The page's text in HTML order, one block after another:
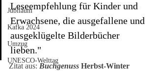
Jubiläum
Kafka 2024
Umzug
UNESCO-Welttag
Leseempfehlung für Kinder und
Erwachsene, die ausgefallene und
ausgeklügelte Bilderbücher
lieben."
Zitat aus: Buchgenuss Herbst-Winter